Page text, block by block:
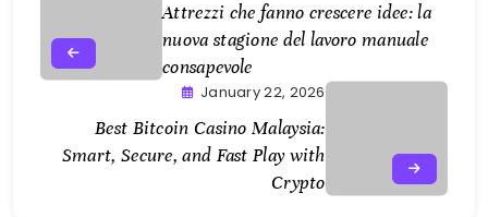
Attrezzi che fanno crescere idee: la
nuova stagione del lavoro manuale
consapevole
January 22, 2026
Best Bitcoin Casino Malaysia:
Smart, Secure, and Fast Play with
Crypto